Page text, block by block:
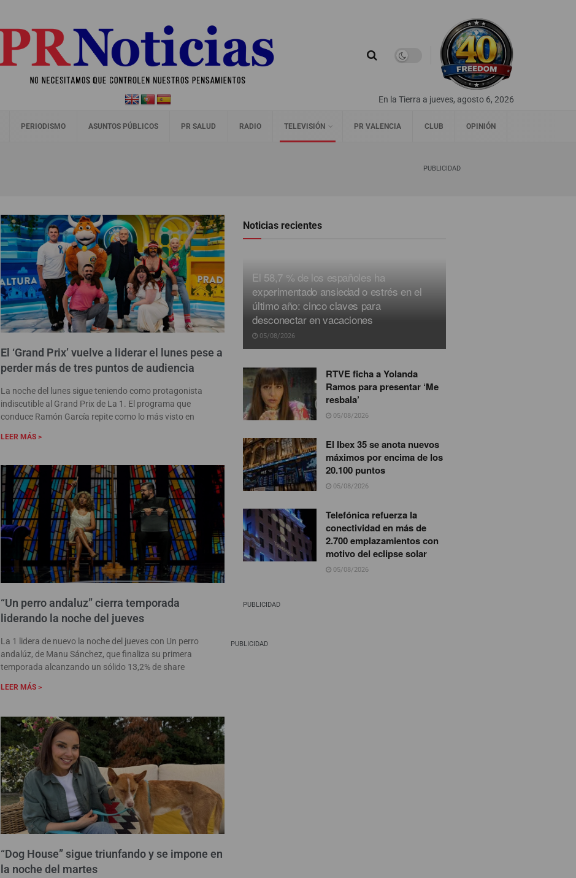
En la Tierra a jueves, agosto 6, 2026
PERIODISMO ASUNTOS PÚBLICOS PR SALUD RADIO TELEVISIÓN PR VALENCIA CLUB OPINIÓN
PUBLICIDAD
El ‘Grand Prix’ vuelve a liderar el lunes pese a
perder más de tres puntos de audiencia
La noche del lunes sigue teniendo como protagonista
indiscutible al Grand Prix de La 1. El programa que
conduce Ramón García repite como lo más visto en
LEER MÁS >
“Un perro andaluz” cierra temporada
liderando la noche del jueves
La 1 lidera de nuevo la noche del jueves con Un perro
andalúz, de Manu Sánchez, que finaliza su primera
temporada alcanzando un sólido 13,2% de share
LEER MÁS >
“Dog House” sigue triunfando y se impone en
la noche del martes
Noticias recientes
El 58,7 % de los españoles ha
experimentado ansiedad o estrés en el
último año: cinco claves para
desconectar en vacaciones
05/08/2026
RTVE ficha a Yolanda
Ramos para presentar ‘Me
resbala’
05/08/2026
El Ibex 35 se anota nuevos
máximos por encima de los
20.100 puntos
05/08/2026
Telefónica refuerza la
conectividad en más de
2.700 emplazamientos con
motivo del eclipse solar
05/08/2026
PUBLICIDAD
PUBLICIDAD